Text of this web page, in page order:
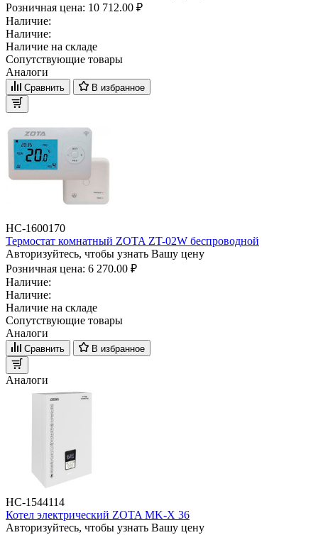
Розничная цена: 10 712.00 ₽
Наличие:
Наличие:
Наличие на складе
Сопутствующие товары
Аналоги
Сравнить В избранное
НС-1600170
Термостат комнатный ZOTA ZT-02W беспроводной
Авторизуйтесь, чтобы узнать Вашу цену
Розничная цена: 6 270.00 ₽
Наличие:
Наличие:
Наличие на складе
Сопутствующие товары
Аналоги
Сравнить В избранное
Аналоги
НС-1544114
Котел электрический ZOTA MK-X 36
Авторизуйтесь, чтобы узнать Вашу цену